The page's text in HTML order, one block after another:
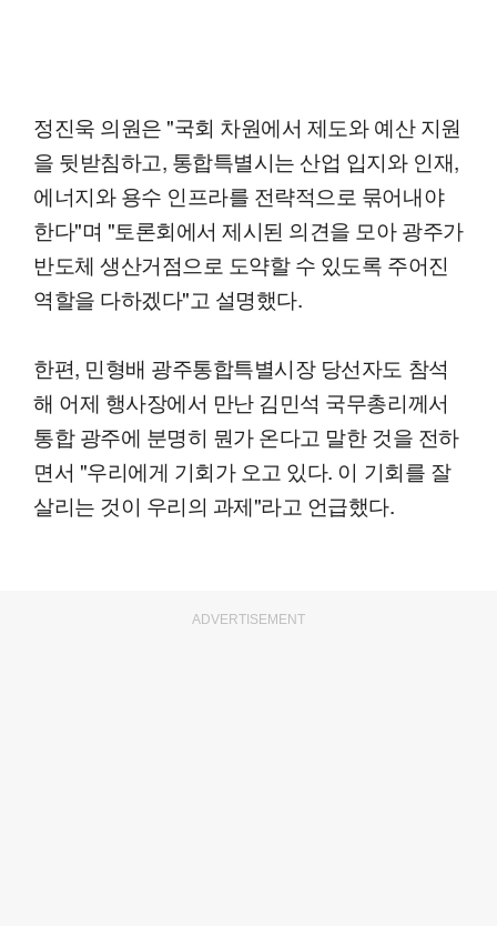
정진욱 의원은 "국회 차원에서 제도와 예산 지원
을 뒷받침하고, 통합특별시는 산업 입지와 인재,
에너지와 용수 인프라를 전략적으로 묶어내야
한다"며 "토론회에서 제시된 의견을 모아 광주가
반도체 생산거점으로 도약할 수 있도록 주어진
역할을 다하겠다"고 설명했다.
한편, 민형배 광주통합특별시장 당선자도 참석
해 어제 행사장에서 만난 김민석 국무총리께서
통합 광주에 분명히 뭔가 온다고 말한 것을 전하
면서 "우리에게 기회가 오고 있다. 이 기회를 잘
살리는 것이 우리의 과제"라고 언급했다.
ADVERTISEMENT